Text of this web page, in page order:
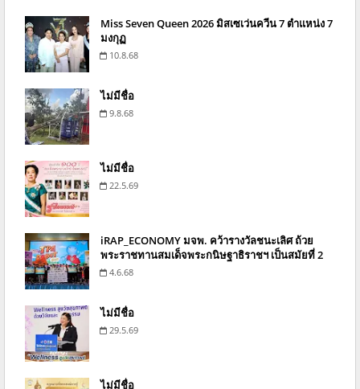
Miss Seven Queen 2026 มิสเซเว่นควีน 7 ตำแหน่ง 7
มงกุฏ
10.8.68
ไม่มีชื่อ
9.8.68
ไม่มีชื่อ
22.5.69
iRAP_ECONOMY มจพ. คว้ารางวัลชนะเลิศ ถ้วย
พระราชทานสมเด็จพระกนิษฐาธิราชฯ เป็นสมัยที่ 2
4.6.68
ไม่มีชื่อ
29.5.69
ไม่มีชื่อ